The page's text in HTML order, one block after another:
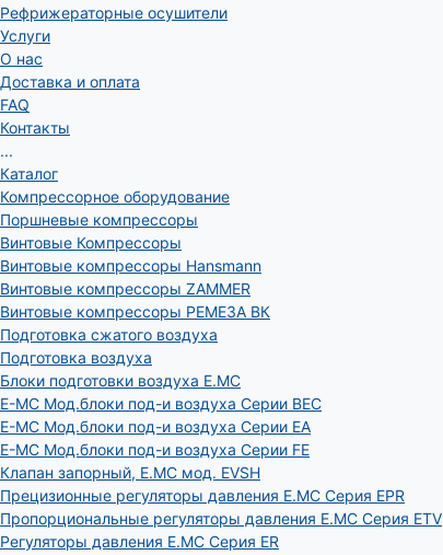
Рефрижераторные осушители
Услуги
О нас
Доставка и оплата
FAQ
Контакты
...
Каталог
Компрессорное оборудование
Поршневые компрессоры
Винтовые Компрессоры
Винтовые компрессоры Hansmann
Винтовые компрессоры ZAMMER
Винтовые компрессоры РЕМЕЗА ВК
Подготовка сжатого воздуха
Подготовка воздуха
Блоки подготовки воздуха E.MC
E-MC Мод.блоки под-и воздуха Серии BEC
E-MC Мод.блоки под-и воздуха Серии EA
E-MC Мод.блоки под-и воздуха Серии FE
Клапан запорный, E.MC мод. EVSH
Прецизионные регуляторы давления E.MC Серия EPR
Пропорциональные регуляторы давления E.MC Серия ETV
Регуляторы давления E.MC Серия ER